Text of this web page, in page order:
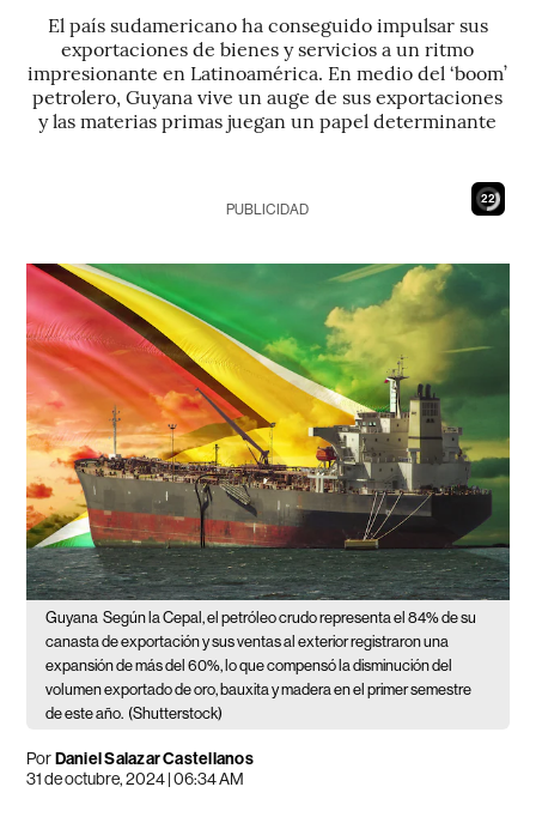
El país sudamericano ha conseguido impulsar sus
exportaciones de bienes y servicios a un ritmo
impresionante en Latinoamérica. En medio del ‘boom’
petrolero, Guyana vive un auge de sus exportaciones
y las materias primas juegan un papel determinante
20
PUBLICIDAD
Guyana Según la Cepal, el petróleo crudo representa el 84% de su
canasta de exportación y sus ventas al exterior registraron una
expansión de más del 60%, lo que compensó la disminución del
volumen exportado de oro, bauxita y madera en el primer semestre
de este año. (Shutterstock)
PorDaniel Salazar Castellanos
31 de octubre, 2024 | 06:34 AM